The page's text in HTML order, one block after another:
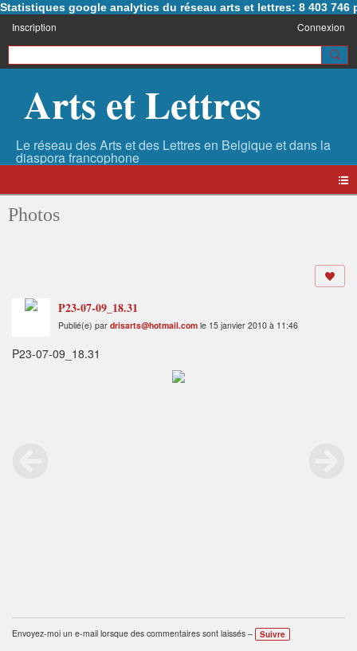
Statistiques google analytics du réseau arts et lettres: 8 403 746
Inscription Connexion
Arts et Lettres
Photos
P23-07-09_18.31
Publié(e) par drisarts@hotmail.com le 15 janvier 2010 à 11:46
P23-07-09_18.31
Envoyez-moi un e-mail lorsque des commentaires sont laissés – Suivre